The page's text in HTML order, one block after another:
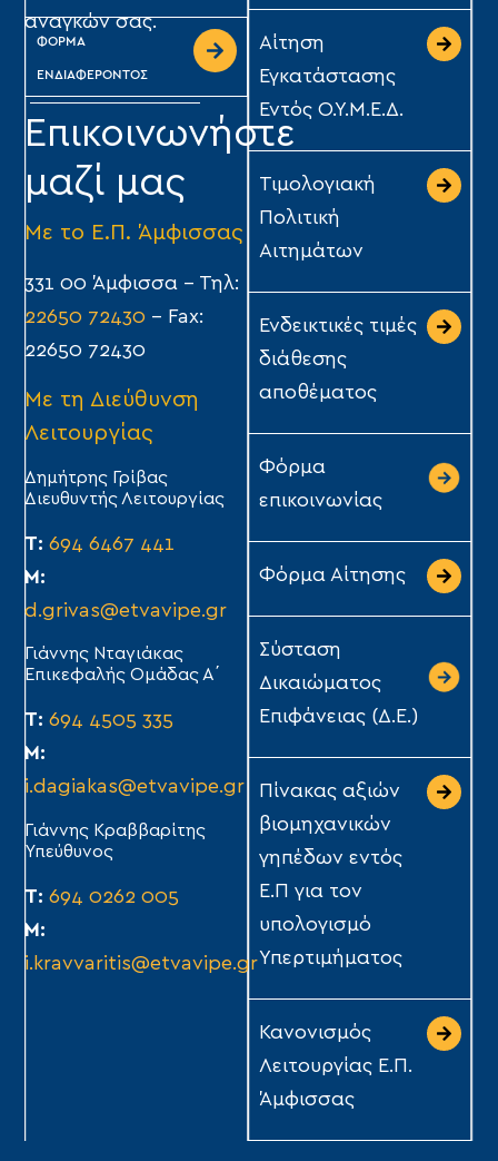
αναγκών σας.
ΦΟΡΜΑ
ΕΝΔΙΑΦΕΡΟΝΤΟΣ
Επικοινωνήστε
μαζί μας
Με το Ε.Π. Άμφισσας
331 00 Άμφισσα – Τηλ:
22650 72430 – Fax:
22650 72430
Με τη Διεύθυνση
Λειτουργίας
Δημήτρης Γρίβας
Διευθυντής Λειτουργίας
Τ: 694 6467 441
Μ:
d.grivas@etvavipe.gr
Γιάννης Νταγιάκας
Επικεφαλής Ομάδας Α΄
Τ: 694 4505 335
Μ:
i.dagiakas@etvavipe.gr
Γιάννης Κραββαρίτης
Υπεύθυνος
Τ: 694 0262 005
Μ:
i.kravvaritis@etvavipe.gr
Αίτηση
Εγκατάστασης
Εντός Ο.Υ.Μ.Ε.Δ.
Τιμολογιακή
Πολιτική
Αιτημάτων
Ενδεικτικές τιμές
διάθεσης
αποθέματος
Φόρμα
επικοινωνίας
Φόρμα Αίτησης
Σύσταση
Δικαιώματος
Επιφάνειας (Δ.Ε.)
Πίνακας αξιών
βιομηχανικών
γηπέδων εντός
Ε.Π για τον
υπολογισμό
Υπερτιμήματος
Κανονισμός
Λειτουργίας Ε.Π.
Άμφισσας